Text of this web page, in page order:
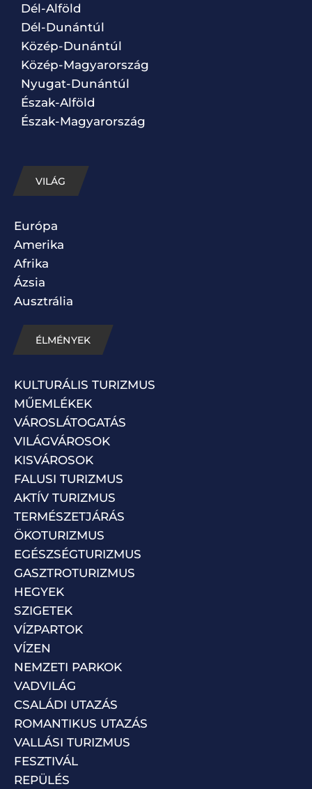
Dél-Alföld
Dél-Dunántúl
Közép-Dunántúl
Közép-Magyarország
Nyugat-Dunántúl
Észak-Alföld
Észak-Magyarország
VILÁG
Európa
Amerika
Afrika
Ázsia
Ausztrália
ÉLMÉNYEK
KULTURÁLIS TURIZMUS
MŰEMLÉKEK
VÁROSLÁTOGATÁS
VILÁGVÁROSOK
KISVÁROSOK
FALUSI TURIZMUS
AKTÍV TURIZMUS
TERMÉSZETJÁRÁS
ÖKOTURIZMUS
EGÉSZSÉGTURIZMUS
GASZTROTURIZMUS
HEGYEK
SZIGETEK
VÍZPARTOK
VÍZEN
NEMZETI PARKOK
VADVILÁG
CSALÁDI UTAZÁS
ROMANTIKUS UTAZÁS
VALLÁSI TURIZMUS
FESZTIVÁL
REPÜLÉS